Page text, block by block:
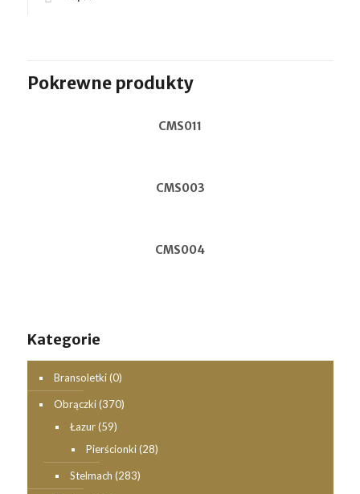
Pokrewne produkty
CMS011
CMS003
CMS004
Kategorie
Bransoletki (0)
Obrączki (370)
Łazur (59)
Pierścionki (28)
Stelmach (283)